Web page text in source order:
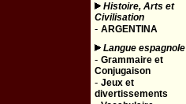
Histoire, Arts et
Civilisation
- ARGENTINA
Langue espagnole
- Grammaire et
Conjugaison
- Jeux et
divertissements